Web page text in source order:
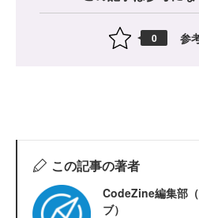
0 参
この記事の著者
CodeZine編集部
ブ）